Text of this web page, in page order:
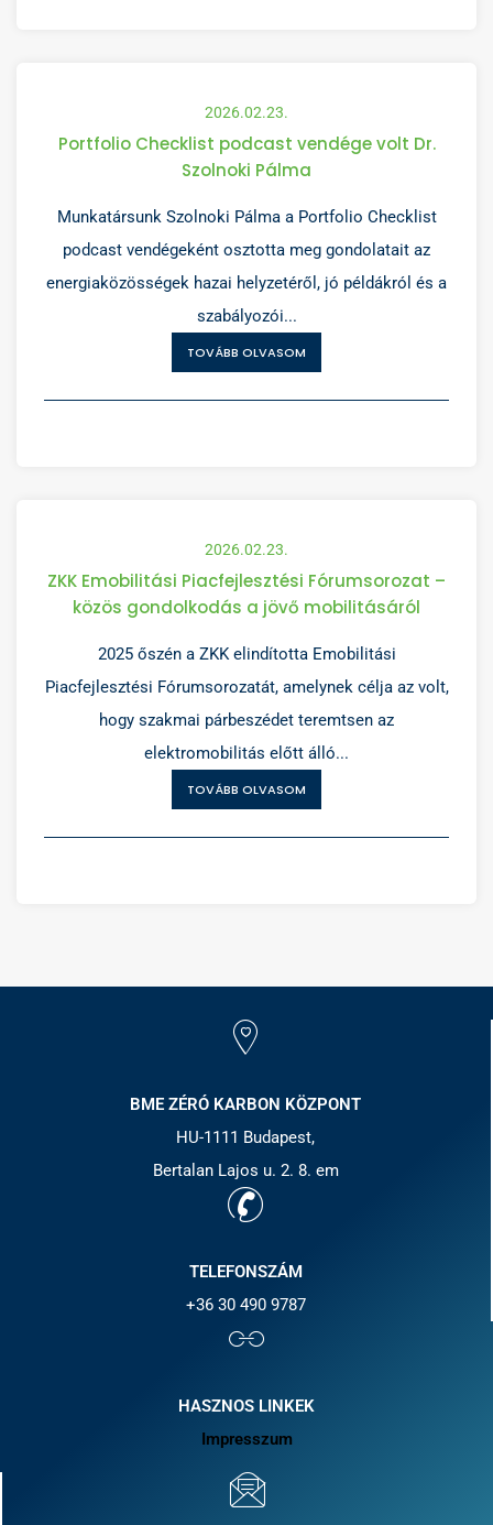
2026.02.23.
Portfolio Checklist podcast vendége volt Dr.
Szolnoki Pálma
Munkatársunk Szolnoki Pálma a Portfolio Checklist
podcast vendégeként osztotta meg gondolatait az
energiaközösségek hazai helyzetéről, jó példákról és a
szabályozói...
TOVÁBB OLVASOM
2026.02.23.
ZKK Emobilitási Piacfejlesztési Fórumsorozat –
közös gondolkodás a jövő mobilitásáról
2025 őszén a ZKK elindította Emobilitási
Piacfejlesztési Fórumsorozatát, amelynek célja az volt,
hogy szakmai párbeszédet teremtsen az
elektromobilitás előtt álló...
TOVÁBB OLVASOM
BME ZÉRÓ KARBON KÖZPONT
HU-1111 Budapest,
Bertalan Lajos u. 2. 8. em
TELEFONSZÁM
+36 30 490 9787
HASZNOS LINKEK
Impresszum